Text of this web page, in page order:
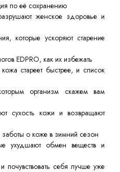
по её сохранению
женское здоровье и
которые ускоряют старение
EDPRO, как их избежать
стареет быстрее, и список
организм скажем вам
сухость кожи и возвращают
о коже в зимний сезон
ухудшают обмен веществ и
почувствовать себя лучше уже